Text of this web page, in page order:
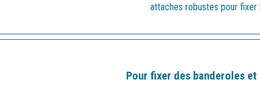
attaches robustes pour fixer
Pour fixer des banderoles